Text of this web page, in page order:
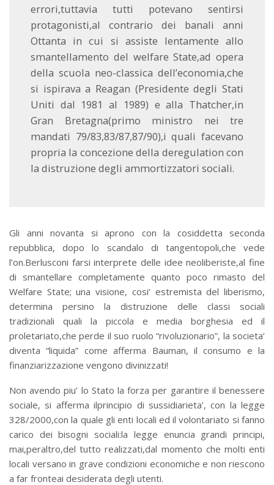
errori,tuttavia tutti potevano sentirsi
protagonisti,al contrario dei banali anni
Ottanta in cui si assiste lentamente allo
smantellamento del welfare State,ad opera
della scuola neo-classica dell’economia,che
si ispirava a Reagan (Presidente degli Stati
Uniti dal 1981 al 1989) e alla Thatcher,in
Gran Bretagna(primo ministro nei tre
mandati 79/83,83/87,87/90),i quali facevano
propria la concezione della deregulation con
la distruzione degli ammortizzatori sociali.
Gli anni novanta si aprono con la cosiddetta seconda
repubblica, dopo lo scandalo di tangentopoli,che vede
l’on.Berlusconi farsi interprete delle idee neoliberiste,al fine
di smantellare completamente quanto poco rimasto del
Welfare State; una visione, cosi’ estremista del liberismo,
determina persino la distruzione delle classi sociali
tradizionali quali la piccola e media borghesia ed il
proletariato,che perde il suo ruolo “rivoluzionario”, la societa’
diventa “liquida” come afferma Bauman, il consumo e la
finanziarizzazione vengono divinizzati!
Non avendo piu’ lo Stato la forza per garantire il benessere
sociale, si afferma ilprincipio di sussidiarieta’, con la legge
328/2000,con la quale gli enti locali ed il volontariato si fanno
carico dei bisogni sociali:la legge enuncia grandi principi,
mai,peraltro,del tutto realizzati,dal momento che molti enti
locali versano in grave condizioni economiche e non riescono
a far fronteai desiderata degli utenti.